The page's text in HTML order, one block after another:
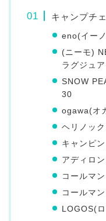
キャンプチ
eno(イー
(ニーモ)
ラグジュ
SNOW
30
ogawa(オ
ヘリノッ
キャンピ
アディロ
コールマ
コールマ
LOGOS(